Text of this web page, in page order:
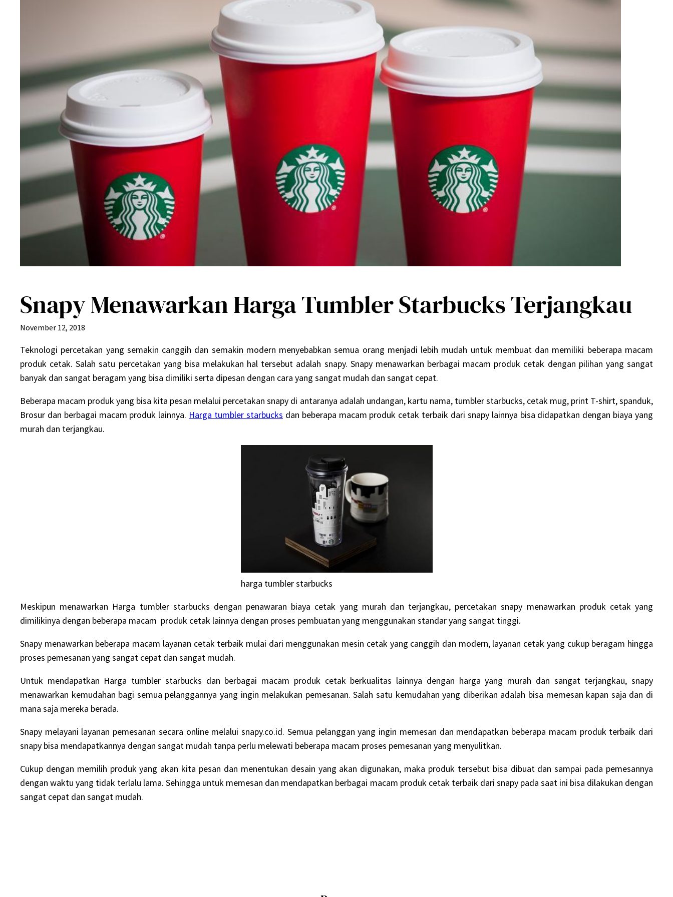
Snapy Menawarkan Harga Tumbler Starbucks Terjangkau
November 12, 2018
Teknologi percetakan yang semakin canggih dan semakin modern menyebabkan semua orang menjadi lebih mudah untuk membuat dan memiliki beberapa macam
produk cetak. Salah satu percetakan yang bisa melakukan hal tersebut adalah snapy. Snapy menawarkan berbagai macam produk cetak dengan pilihan yang sangat
banyak dan sangat beragam yang bisa dimiliki serta dipesan dengan cara yang sangat mudah dan sangat cepat.
Beberapa macam produk yang bisa kita pesan melalui percetakan snapy di antaranya adalah undangan, kartu nama, tumbler starbucks, cetak mug, print T-shirt, spanduk,
Brosur dan berbagai macam produk lainnya. Harga tumbler starbucks dan beberapa macam produk cetak terbaik dari snapy lainnya bisa didapatkan dengan biaya yang
murah dan terjangkau.
harga tumbler starbucks
Meskipun menawarkan Harga tumbler starbucks dengan penawaran biaya cetak yang murah dan terjangkau, percetakan snapy menawarkan produk cetak yang
dimilikinya dengan beberapa macam produk cetak lainnya dengan proses pembuatan yang menggunakan standar yang sangat tinggi.
Snapy menawarkan beberapa macam layanan cetak terbaik mulai dari menggunakan mesin cetak yang canggih dan modern, layanan cetak yang cukup beragam hingga
proses pemesanan yang sangat cepat dan sangat mudah.
Untuk mendapatkan Harga tumbler starbucks dan berbagai macam produk cetak berkualitas lainnya dengan harga yang murah dan sangat terjangkau, snapy
menawarkan kemudahan bagi semua pelanggannya yang ingin melakukan pemesanan. Salah satu kemudahan yang diberikan adalah bisa memesan kapan saja dan di
mana saja mereka berada.
Snapy melayani layanan pemesanan secara online melalui snapy.co.id. Semua pelanggan yang ingin memesan dan mendapatkan beberapa macam produk terbaik dari
snapy bisa mendapatkannya dengan sangat mudah tanpa perlu melewati beberapa macam proses pemesanan yang menyulitkan.
Cukup dengan memilih produk yang akan kita pesan dan menentukan desain yang akan digunakan, maka produk tersebut bisa dibuat dan sampai pada pemesannya
dengan waktu yang tidak terlalu lama. Sehingga untuk memesan dan mendapatkan berbagai macam produk cetak terbaik dari snapy pada saat ini bisa dilakukan dengan
sangat cepat dan sangat mudah.